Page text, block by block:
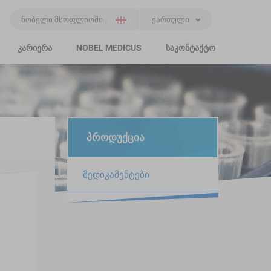
ნობელი მსოფლიოში ქართული
კარიერა NOBEL MEDICUS საკონტაქტო
პროდუქცია
მედიკამენტები